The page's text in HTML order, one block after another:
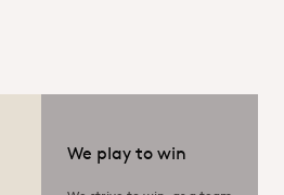
We play to win